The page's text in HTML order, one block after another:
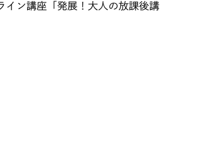
イン講座「発展！大人の放課後講